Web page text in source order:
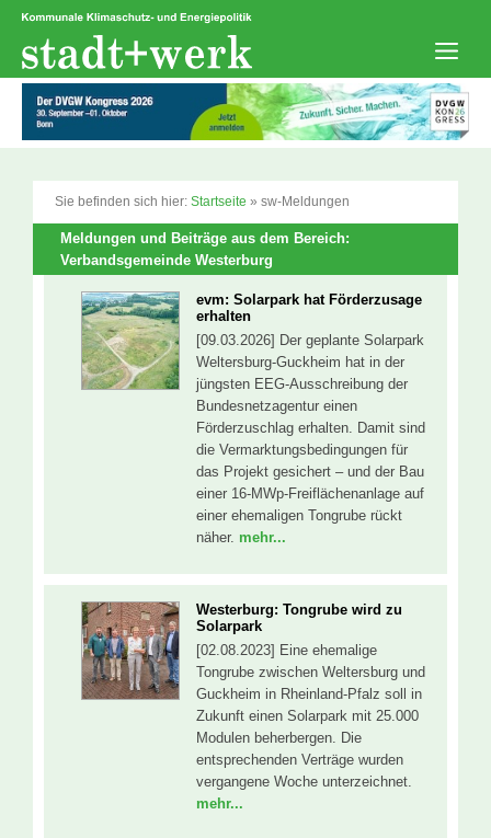
Zum
springen
Sie befinden sich hier: Startseite » sw-Meldungen
Meldungen und Beiträge aus dem Bereich:
Verbandsgemeinde Westerburg
evm: Solarpark hat Förderzusage
erhalten
[09.03.2026] Der geplante Solarpark
Weltersburg-Guckheim hat in der
jüngsten EEG-Ausschreibung der
Bundesnetzagentur einen
Förderzuschlag erhalten. Damit sind
die Vermarktungsbedingungen für
das Projekt gesichert – und der Bau
einer 16-MWp-Freiflächenanlage auf
einer ehemaligen Tongrube rückt
näher. mehr...
Westerburg: Tongrube wird zu
Solarpark
[02.08.2023] Eine ehemalige
Tongrube zwischen Weltersburg und
Guckheim in Rheinland-Pfalz soll in
Zukunft einen Solarpark mit 25.000
Modulen beherbergen. Die
entsprechenden Verträge wurden
vergangene Woche unterzeichnet.
mehr...